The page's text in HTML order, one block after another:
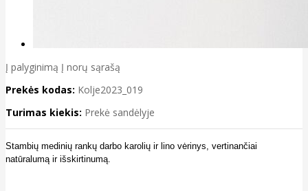
Į palyginimą Į norų sąrašą
Prekės kodas: Kolje2023_019
Turimas kiekis: Prekė sandėlyje
Stambių medinių rankų darbo karolių ir lino vėrinys, vertinančiai
natūralumą ir išskirtinumą.